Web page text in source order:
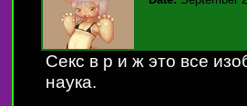
Секс в р и ж это все
наука.